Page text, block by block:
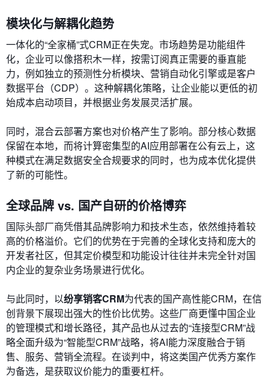
模块化与解耦化趋势
一体化的“全家桶”式CRM正在失宠。市场趋势是功能组件
化，企业可以像搭积木一样，按需订阅真正需要的垂直能
力，例如独立的预测性分析模块、营销自动化引擎或是客户
数据平台（CDP）。这种解耦化策略，让企业能以更低的初
始成本启动项目，并根据业务发展灵活扩展。
同时，混合云部署方案也对价格产生了影响。部分核心数据
保留在本地，而将计算密集型的AI应用部署在公有云上，这
种模式在满足数据安全合规要求的同时，也为成本优化提供
了新的可能性。
全球品牌 vs. 国产自研的价格博弈
国际头部厂商凭借其品牌影响力和技术生态，依然维持着较
高的价格溢价。它们的优势在于完善的全球化支持和庞大的
开发者社区，但其定价模型和功能设计往往并未完全针对国
内企业的复杂业务场景进行优化。
与此同时，以纷享销客CRM为代表的国产高性能CRM，在信
创背景下展现出强大的性价比优势。这些厂商更懂中国企业
的管理模式和增长路径，其产品也从过去的“连接型CRM”战
略全面升级为“智能型CRM”战略，将AI能力深度融合于销
售、服务、营销全流程。在谈判中，将这类国产优秀方案作
为备选，是获取议价能力的重要杠杆。